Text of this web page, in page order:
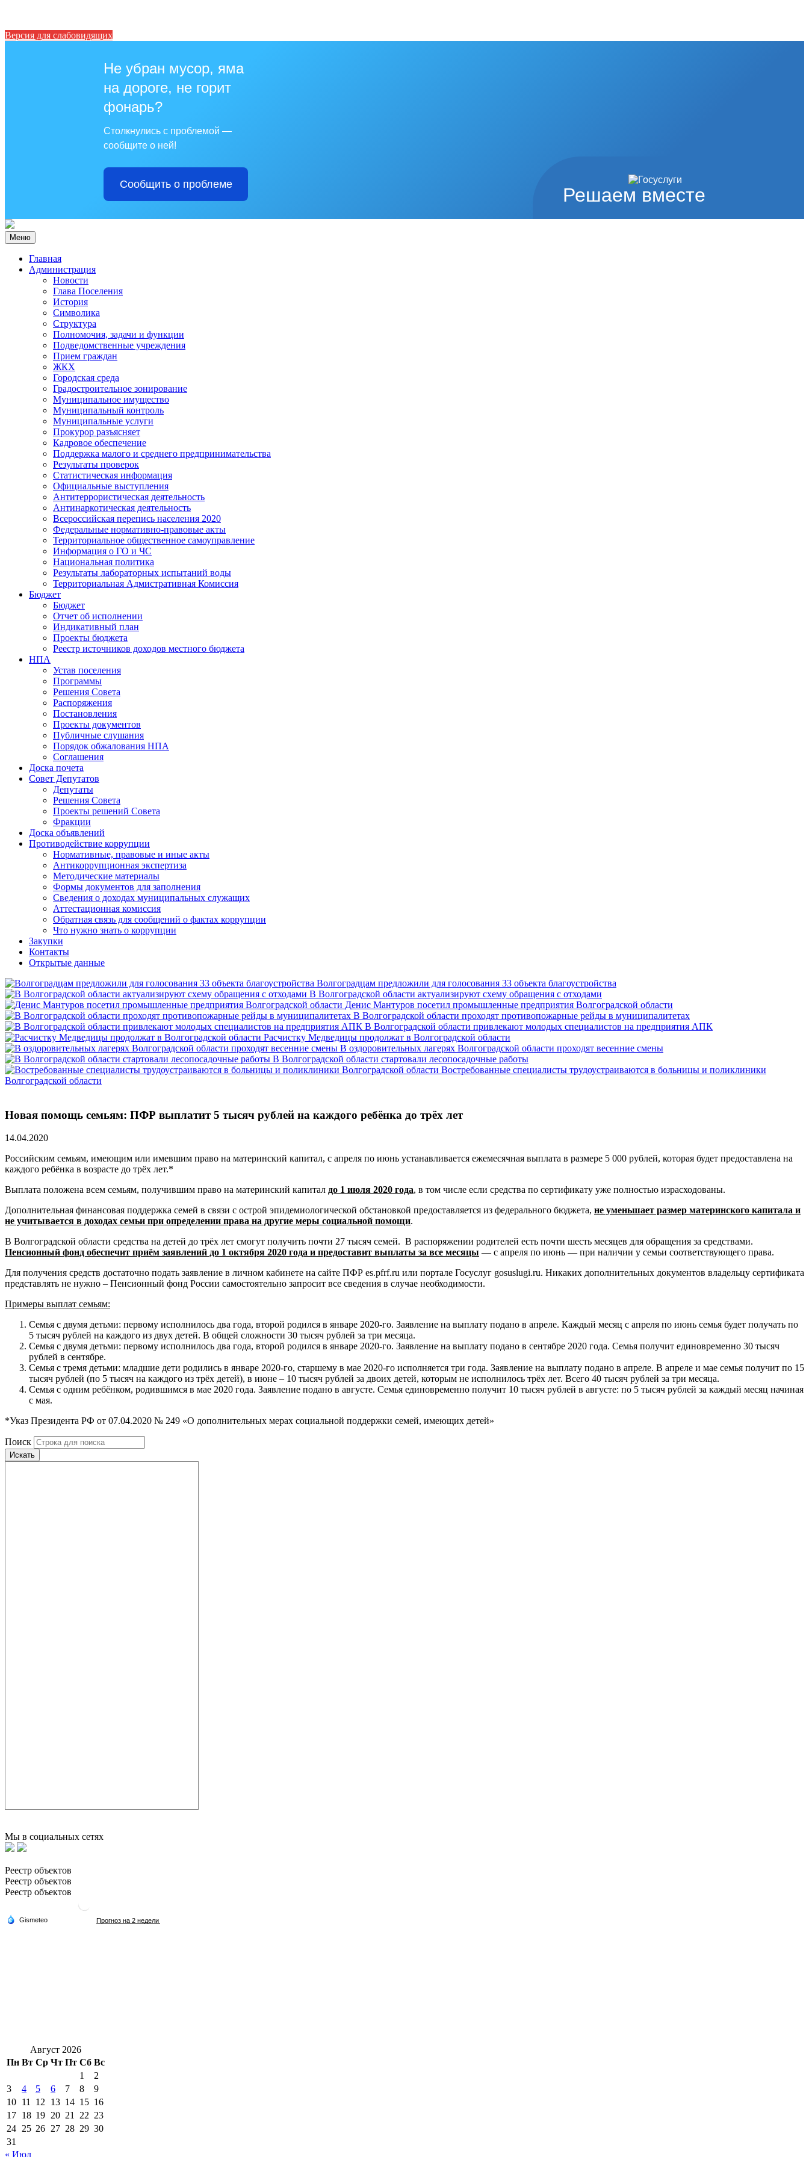
Версия для слабовидящих
Решаем вместе
Не убран мусор, яма
на дороге, не горит
фонарь?
Столкнулись с проблемой —
сообщите о ней!
Сообщить о проблеме
Меню
Главная
Администрация
Новости
Глава Поселения
История
Символика
Структура
Полномочия, задачи и функции
Подведомственные учреждения
Прием граждан
ЖКХ
Городская среда
Градостроительное зонирование
Муниципальное имущество
Муниципальный контроль
Муниципальные услуги
Прокурор разъясняет
Кадровое обеспечение
Поддержка малого и среднего предпринимательства
Результаты проверок
Статистическая информация
Официальные выступления
Антитеррористическая деятельность
Антинаркотическая деятельность
Всероссийская перепись населения 2020
Федеральные нормативно-правовые акты
Территориальное общественное самоуправление
Информация о ГО и ЧС
Национальная политика
Результаты лабораторных испытаний воды
Территориальная Адмистративная Комиссия
Бюджет
Бюджет
Отчет об исполнении
Индикативный план
Проекты бюджета
Реестр источников доходов местного бюджета
НПА
Устав поселения
Программы
Решения Совета
Распоряжения
Постановления
Проекты документов
Публичные слушания
Порядок обжалования НПА
Соглашения
Доска почета
Совет Депутатов
Депутаты
Решения Совета
Проекты решений Совета
Фракции
Доска объявлений
Противодействие коррупции
Нормативные, правовые и иные акты
Антикоррупционная экспертиза
Методические материалы
Формы документов для заполнения
Сведения о доходах муниципальных служащих
Аттестационная комиссия
Обратная связь для сообщений о фактах коррупции
Что нужно знать о коррупции
Закупки
Контакты
Открытые данные
Волгоградцам предложили для голосования 33 объекта благоустройства
В Волгоградской области актуализируют схему обращения с отходами
Денис Мантуров посетил промышленные предприятия Волгоградской области
В Волгоградской области проходят противопожарные рейды в муниципалитетах
В Волгоградской области привлекают молодых специалистов на предприятия АПК
Расчистку Медведицы продолжат в Волгоградской области
В оздоровительных лагерях Волгоградской области проходят весенние смены
В Волгоградской области стартовали лесопосадочные работы
Востребованные специалисты трудоустраиваются в больницы и поликлиники
Волгоградской области
Новая помощь семьям: ПФР выплатит 5 тысяч рублей на каждого ребёнка до трёх лет
14.04.2020
Российским семьям, имеющим или имевшим право на материнский капитал, с апреля по июнь устанавливается ежемесячная выплата в размере 5 000 рублей, которая будет предоставлена на
каждого ребёнка в возрасте до трёх лет.*
Выплата положена всем семьям, получившим право на материнский капитал до 1 июля 2020 года, в том числе если средства по сертификату уже полностью израсходованы.
Дополнительная финансовая поддержка семей в связи с острой эпидемиологической обстановкой предоставляется из федерального бюджета, не уменьшает размер материнского капитала и
не учитывается в доходах семьи при определении права на другие меры социальной помощи.
В Волгоградской области средства на детей до трёх лет смогут получить почти 27 тысяч семей. В распоряжении родителей есть почти шесть месяцев для обращения за средствами.
Пенсионный фонд обеспечит приём заявлений до 1 октября 2020 года и предоставит выплаты за все месяцы — с апреля по июнь — при наличии у семьи соответствующего права.
Для получения средств достаточно подать заявление в личном кабинете на сайте ПФР es.pfrf.ru или портале Госуслуг gosuslugi.ru. Никаких дополнительных документов владельцу сертификата
представлять не нужно – Пенсионный фонд России самостоятельно запросит все сведения в случае необходимости.
Примеры выплат семьям:
Семья с двумя детьми: первому исполнилось два года, второй родился в январе 2020-го. Заявление на выплату подано в апреле. Каждый месяц с апреля по июнь семья будет получать по
5 тысяч рублей на каждого из двух детей. В общей сложности 30 тысяч рублей за три месяца.
Семья с двумя детьми: первому исполнилось два года, второй родился в январе 2020-го. Заявление на выплату подано в сентябре 2020 года. Семья получит единовременно 30 тысяч
рублей в сентябре.
Семья с тремя детьми: младшие дети родились в январе 2020-го, старшему в мае 2020-го исполняется три года. Заявление на выплату подано в апреле. В апреле и мае семья получит по 15
тысяч рублей (по 5 тысяч на каждого из трёх детей), в июне – 10 тысяч рублей за двоих детей, которым не исполнилось трёх лет. Всего 40 тысяч рублей за три месяца.
Семья с одним ребёнком, родившимся в мае 2020 года. Заявление подано в августе. Семья единовременно получит 10 тысяч рублей в августе: по 5 тысяч рублей за каждый месяц начиная
с мая.
*Указ Президента РФ от 07.04.2020 № 249 «О дополнительных мерах социальной поддержки семей, имеющих детей»
Поиск
Искать
Мы в социальных сетях
Реестр объектов
Реестр объектов
Реестр объектов
Август 2026
Пн Вт Ср Чт Пт Сб Вс
1
2
3
4 5 6 7 8
9
10 11 12 13 14 15 16
17 18 19 20 21 22 23
24 25 26 27 28 29 30
31
« Июл